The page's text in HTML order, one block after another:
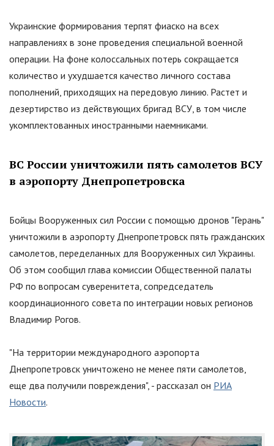
Украинские формирования терпят фиаско на всех
направлениях в зоне проведения специальной военной
операции. На фоне колоссальных потерь сокращается
количество и ухудшается качество личного состава
пополнений, приходящих на передовую линию. Растет и
дезертирство из действующих бригад ВСУ, в том числе
укомплектованных иностранными наемниками.
ВС России уничтожили пять самолетов ВСУ
в аэропорту Днепропетровска
Бойцы Вооруженных сил России с помощью дронов "Герань"
уничтожили в аэропорту Днепропетровск пять гражданских
самолетов, переделанных для Вооруженных сил Украины.
Об этом сообщил глава комиссии Общественной палаты
РФ по вопросам суверенитета, сопредседатель
координационного совета по интеграции новых регионов
Владимир Рогов.
"На территории международного аэропорта
Днепропетровск уничтожено не менее пяти самолетов,
еще два получили повреждения", - рассказал он РИА
Новости.